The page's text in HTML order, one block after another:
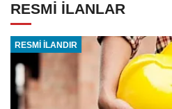
RESMİ İLANLAR
RESMİ İLANDIR